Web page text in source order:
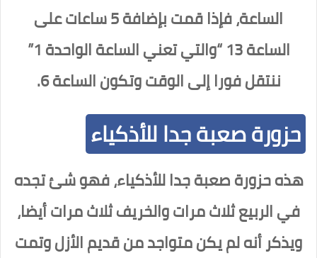
الساعة، فإذا قمت بإضافة 5 ساعات على
الساعة 13 “والتي تعني الساعة الواحدة 1”
ننتقل فورا إلى الوقت وتكون الساعة 6.
حزورة صعبة جدا للأذكياء
هذه حزورة صعبة جدا للأذكياء، فهو شئ تجده
في الربيع ثلاث مرات والخريف ثلاث مرات أيضا،
ويذكر أنه لم يكن متواجد من قديم الأزل وتمت